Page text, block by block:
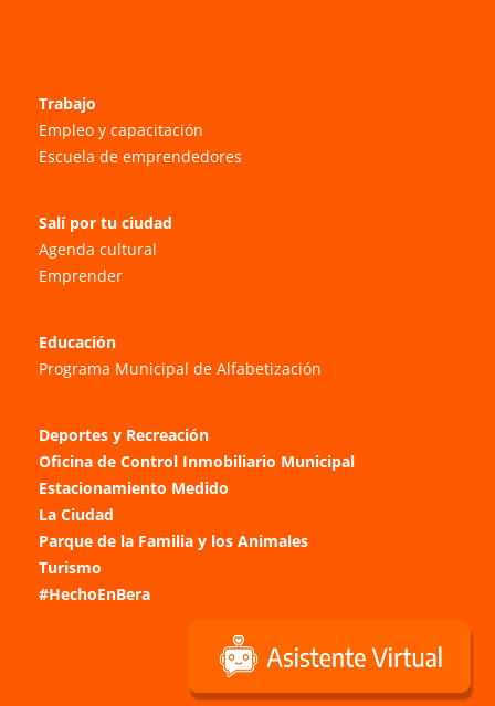
Trabajo
Empleo y capacitación
Escuela de emprendedores
Salí por tu ciudad
Agenda cultural
Emprender
Educación
Programa Municipal de Alfabetización
Deportes y Recreación
Oficina de Control Inmobiliario Municipal
Estacionamiento Medido
La Ciudad
Parque de la Familia y los Animales
Turismo
#HechoEnBera